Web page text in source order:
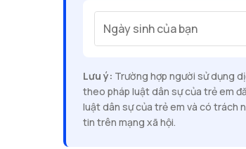
Ngày sinh của bạn
Lưu ý: Trường hợp người sử dụng
theo pháp luật dân sự của trẻ em
luật dân sự của trẻ em và có trách
tin trên mạng xã hội.